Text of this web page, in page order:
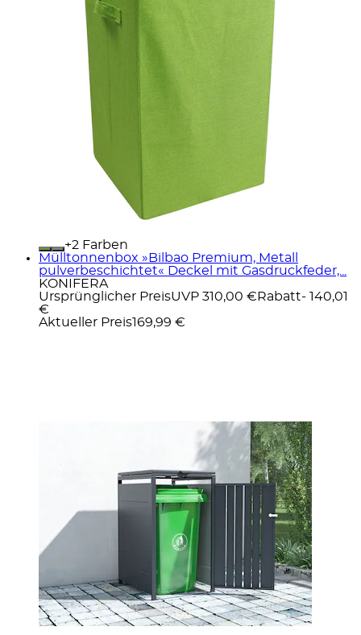
+
Farben
Mülltonnenbox »Bilbao Premium, Metall
pulverbeschichtet« Deckel mit Gasdruckfeder,...
KONIFERA
Ursprünglicher PreisUVP 310,00 € Rabatt- 140,01
€
Aktueller Preis169,99 €